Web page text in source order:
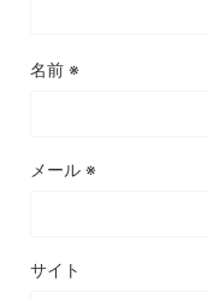
名前 ※
メール ※
サイト